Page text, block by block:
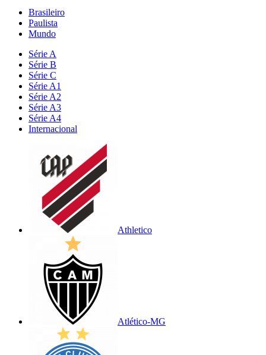
Brasileiro
Paulista
Mundo
Série A
Série B
Série C
Série A1
Série A2
Série A3
Série A4
Internacional
Athletico
Atlético-MG